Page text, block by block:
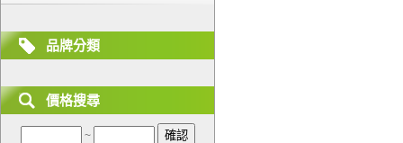
品牌分類
價格搜尋
~